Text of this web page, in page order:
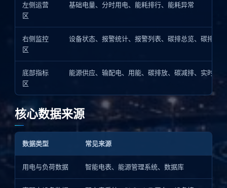
左侧运营
区
基础电量、分时用电、能耗排行、能耗异常
右侧监控
区
设备状态、报警统计、报警列表、碳排总览、碳排趋势
底部指标
区
能源供应、输配电、用能、碳排放、碳减排、实时功率
核心数据来源
数据类型 常见来源
用电与负荷数据 智能电表、能源管理系统、数据库